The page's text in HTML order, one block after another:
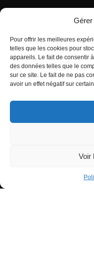
Pour offrir les meilleures
telles que les cookies pour
appareils. Le fait de consentir
des données telles que le
sur ce site. Le fait de ne pas
avoir un effet négatif sur
Voir
Signification
Heure
Signification
Tous droits réservés -